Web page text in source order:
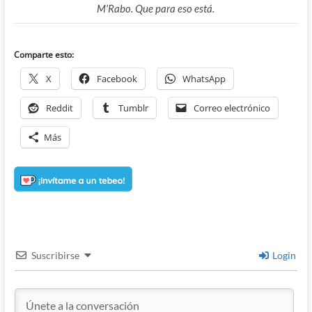
M’Rabo. Que para eso está.
Comparte esto:
X Facebook WhatsApp
Reddit Tumblr Correo electrónico
Más
Suscribirse Login